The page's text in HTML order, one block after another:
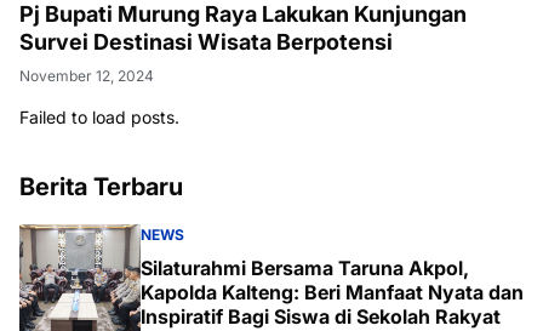
Pj Bupati Murung Raya Lakukan Kunjungan
Survei Destinasi Wisata Berpotensi
November 12, 2024
Failed to load posts.
Berita Terbaru
NEWS
Silaturahmi Bersama Taruna Akpol,
Kapolda Kalteng: Beri Manfaat Nyata dan
Inspiratif Bagi Siswa di Sekolah Rakyat